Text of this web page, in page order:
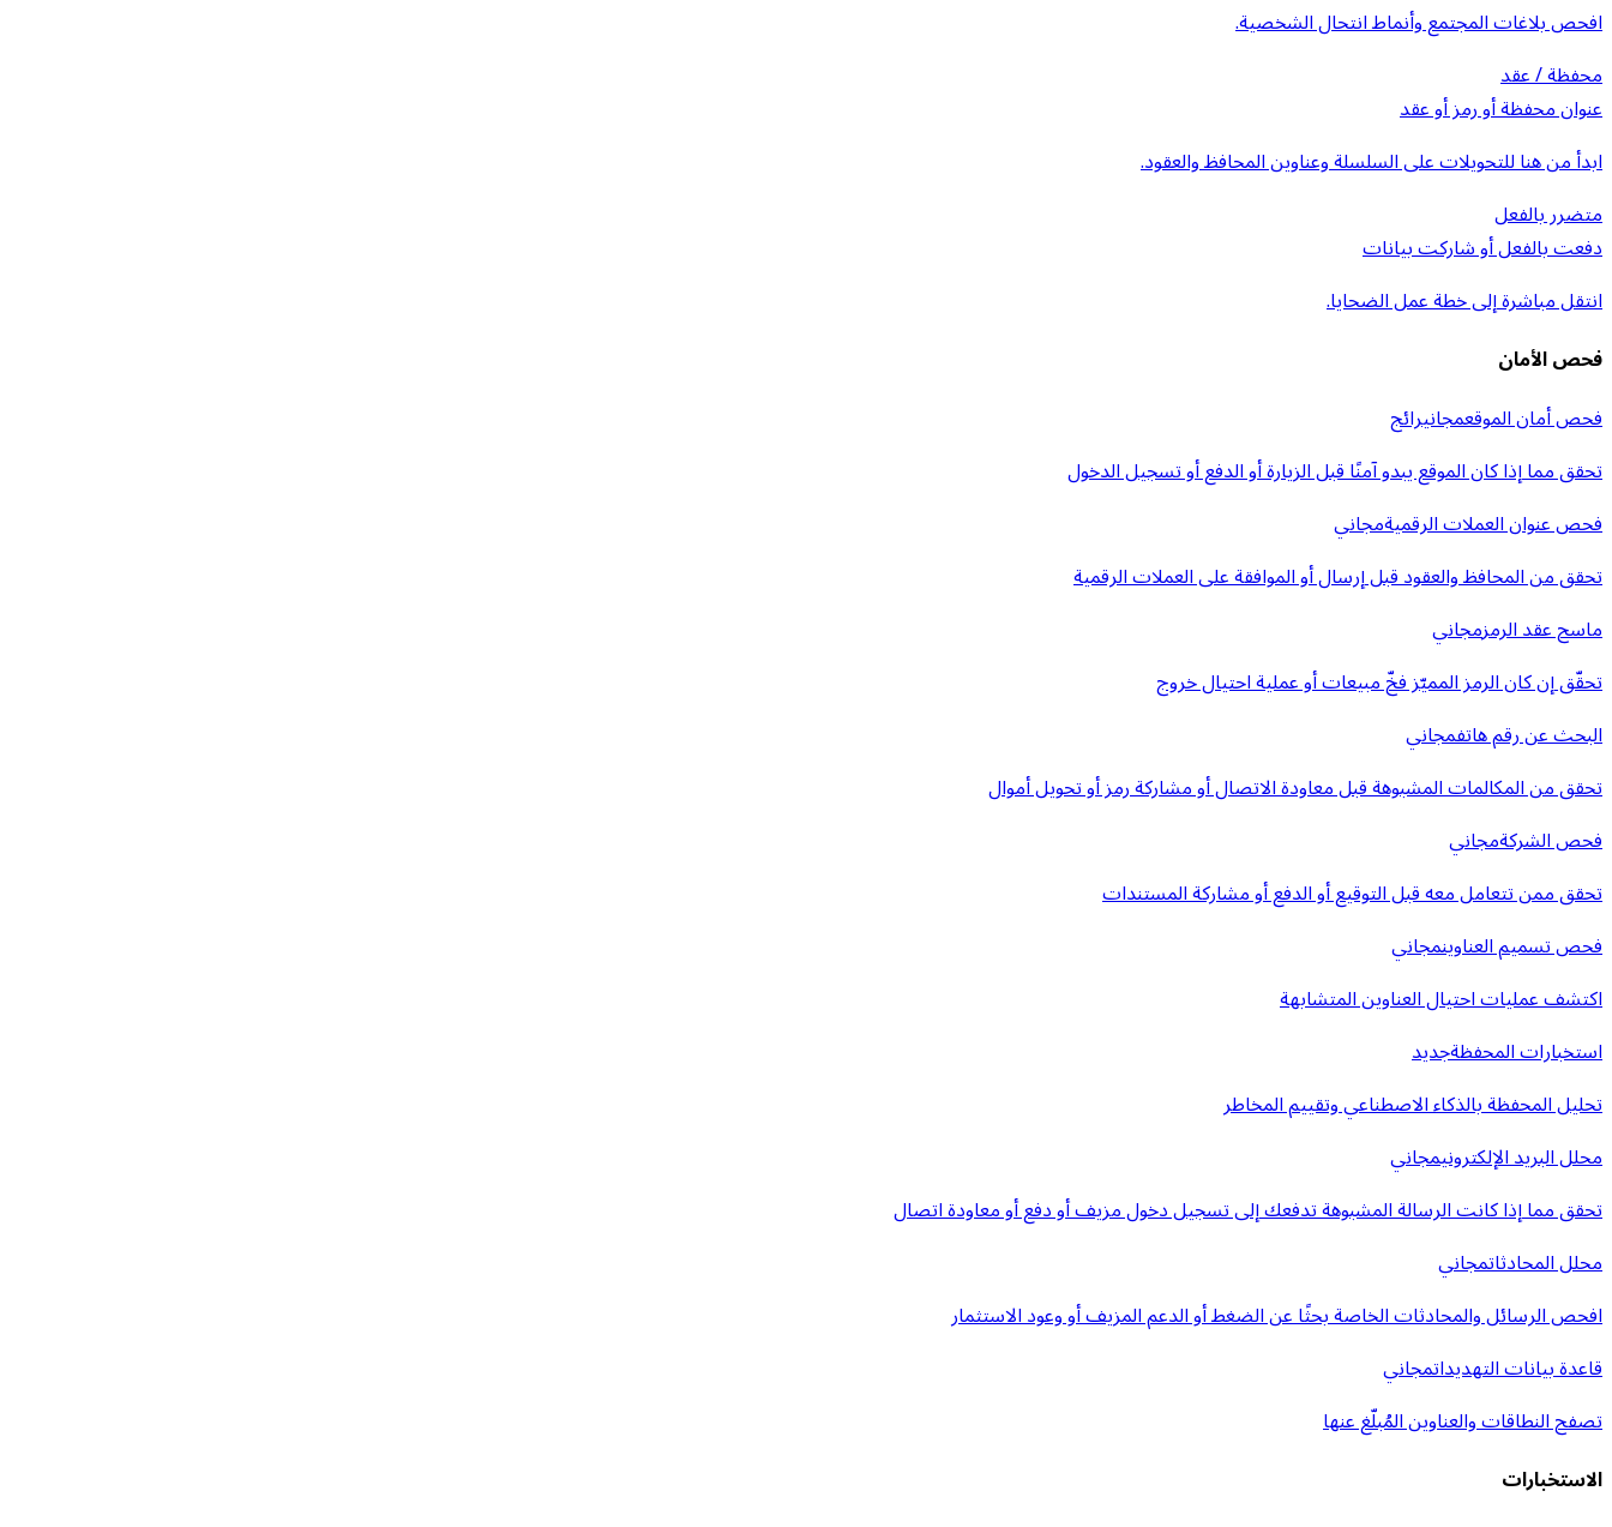
افحص بلاغات المجتمع وأنماط انتحال الشخصية.
محفظة / عقد
عنوان محفظة أو رمز أو عقد
ابدأ من هنا للتحويلات على السلسلة وعناوين المحافظ والعقود.
متضرر بالفعل
دفعت بالفعل أو شاركت بيانات
انتقل مباشرة إلى خطة عمل الضحايا.
فحص الأمان
فحص أمان الموقعمجانيرائج
تحقق مما إذا كان الموقع يبدو آمنًا قبل الزيارة أو الدفع أو تسجيل الدخول
فحص عنوان العملات الرقميةمجاني
تحقق من المحافظ والعقود قبل إرسال أو الموافقة على العملات الرقمية
ماسح عقد الرمزمجاني
تحقّق إن كان الرمز المميّز فخّ مبيعات أو عملية احتيال خروج
البحث عن رقم هاتفمجاني
تحقق من المكالمات المشبوهة قبل معاودة الاتصال أو مشاركة رمز أو تحويل أموال
فحص الشركةمجاني
تحقق ممن تتعامل معه قبل التوقيع أو الدفع أو مشاركة المستندات
فحص تسميم العناوينمجاني
اكتشف عمليات احتيال العناوين المتشابهة
استخبارات المحفظةجديد
تحليل المحفظة بالذكاء الاصطناعي وتقييم المخاطر
محلل البريد الإلكترونيمجاني
تحقق مما إذا كانت الرسالة المشبوهة تدفعك إلى تسجيل دخول مزيف أو دفع أو معاودة اتصال
محلل المحادثاتمجاني
افحص الرسائل والمحادثات الخاصة بحثًا عن الضغط أو الدعم المزيف أو وعود الاستثمار
قاعدة بيانات التهديداتمجاني
تصفح النطاقات والعناوين المُبلّغ عنها
الاستخبارات